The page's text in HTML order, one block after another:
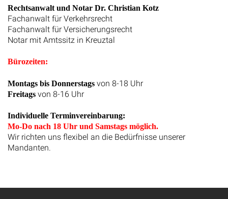
Rechtsanwalt und Notar Dr. Christian Kotz
Fachanwalt für Verkehrsrecht
Fachanwalt für Versicherungsrecht
Notar mit Amtssitz in Kreuztal
Bürozeiten:
Montags bis Donnerstags von 8-18 Uhr
Freitags von 8-16 Uhr
Individuelle Terminvereinbarung:
Mo-Do nach 18 Uhr und Samstags möglich.
Wir richten uns flexibel an die Bedürfnisse unserer
Mandanten.